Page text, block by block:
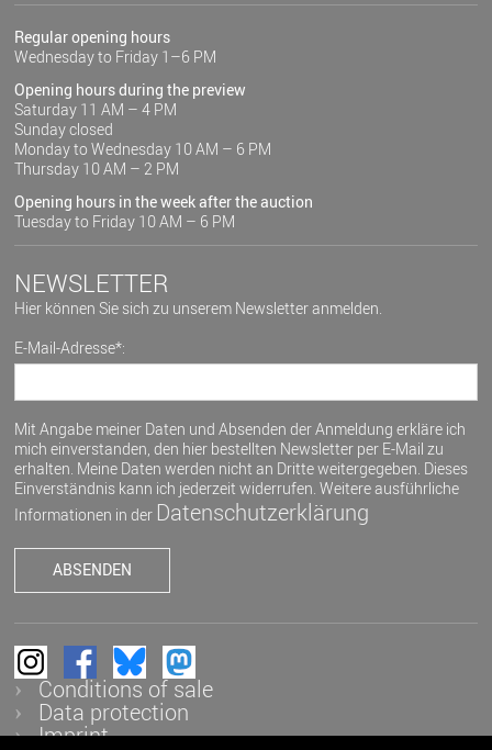
Regular opening hours
Wednesday to Friday 1–6 PM
Opening hours during the preview
Saturday 11 AM – 4 PM
Sunday closed
Monday to Wednesday 10 AM – 6 PM
Thursday 10 AM – 2 PM
Opening hours in the week after the auction
Tuesday to Friday 10 AM – 6 PM
NEWSLETTER
Hier können Sie sich zu unserem Newsletter anmelden.
E-Mail-Adresse*:
Mit Angabe meiner Daten und Absenden der Anmeldung erkläre ich
mich einverstanden, den hier bestellten Newsletter per E-Mail zu
erhalten. Meine Daten werden nicht an Dritte weitergegeben. Dieses
Einverständnis kann ich jederzeit widerrufen. Weitere ausführliche
Informationen in der Datenschutzerklärung
Conditions of sale
Data protection
Imprint